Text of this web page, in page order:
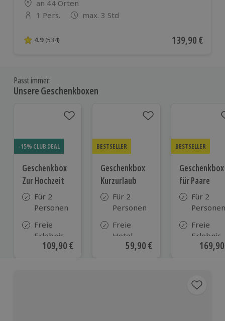
Standort
an 44 Orten
Anzahl der Teilnehmer
1 Pers. max. 3 Std
4.9 von 5 Sternen basierend auf 534 Bewertungen
4.9 (534) Aktueller Preis
139,90 €
Passt immer:
Unsere Geschenkboxen
-15% CLUB DEAL
Geschenkbox
Zur Hochzeit
Für 2
Personen
Freie
Erlebnis-
Auswahl
Aktueller Preis
109,90 €
BESTSELLER
Geschenkbox
Kurzurlaub
Für 2
Personen
Freie
Hotel-
Auswahl
Aktueller Preis
59,90 €
BESTSELLER
Geschenkbox
für Paare
Für 2
Personen
Freie
Erlebnis-
Auswahl